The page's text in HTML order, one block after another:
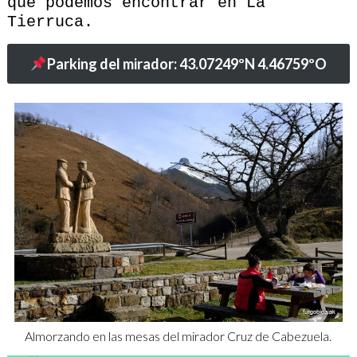
Tierruca.
Parking del mirador: 43.07249ºN 4.46759ºO
Almorzando en las mesas del mirador Cruz de Cabezuela.